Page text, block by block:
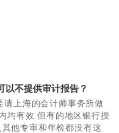
以不提供审计报告？
上海的会计师事务所做
均有效.但有的地区银行授
他专审和年检都没有这